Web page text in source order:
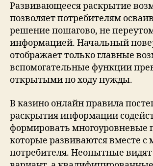
Развивающееся раскрытие
позволяет потребителям
решение пошагово, не
информацией. Начальный
отображает только главные
вспомогательные функции
открытыми по ходу нужды.
В казино онлайн правила
раскрытия информации
формировать многоуровневые
которые развиваются вместе с
потребителя. Неопытные